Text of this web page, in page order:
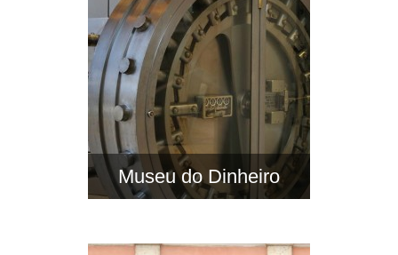
Museu do Dinheiro